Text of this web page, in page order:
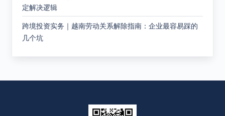
定解决逻辑
跨境投资实务｜越南劳动关系解除指南：企业最容易踩的
几个坑